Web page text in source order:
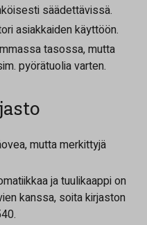
säädettävissä.
asiakkaiden käyttöön.
tasossa, mutta
pyörätuolia varten.
mutta merkittyjä
ja tuulikaappi on
kanssa, soita kirjaston